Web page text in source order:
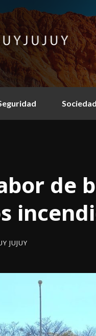
Sociedad
de
JUJUY